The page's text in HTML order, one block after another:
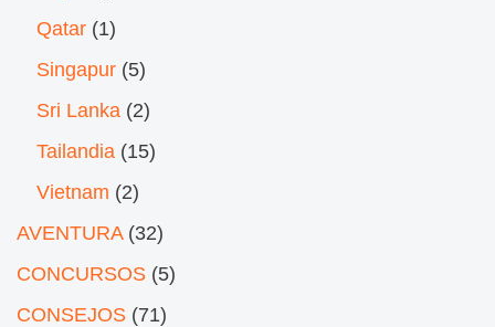
Qatar (1)
Singapur (5)
Sri Lanka (2)
Tailandia (15)
Vietnam (2)
AVENTURA(32)
CONCURSOS (5)
CONSEJOS (71)